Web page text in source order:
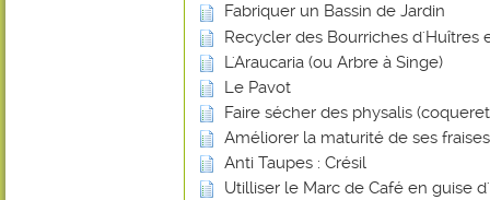
Fabriquer un Bassin de Jardin
Recycler des Bourriches d'Huîtres
L'Araucaria (ou Arbre à Singe)
Le Pavot
Faire sécher des physalis
Améliorer la maturité de ses
Anti Taupes : Crésil
Utilliser le Marc de Café en guise